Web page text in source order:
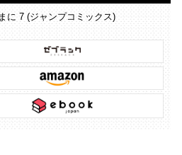
に 7 (ジャンプコミックス)